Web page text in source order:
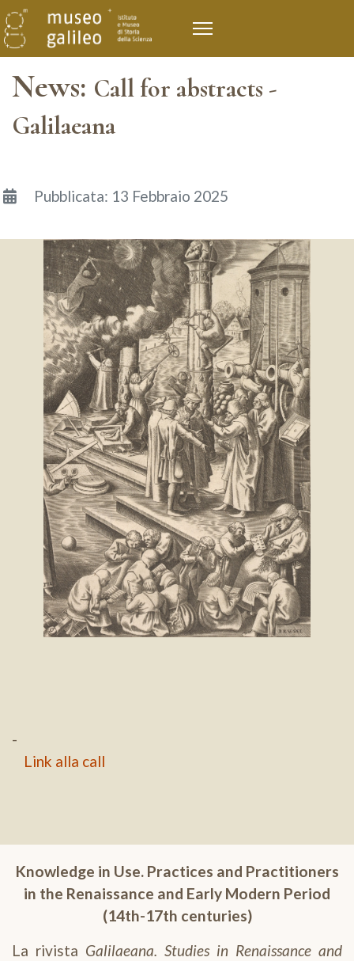
News: Call for abstracts -
Galilaeana
DettagliPubblicata: 13 Febbraio 2025
-
Link alla call
Knowledge in Use. Practices and Practitioners
in the Renaissance and Early Modern Period
(14th-17th centuries)
La rivista Galilaeana. Studies in Renaissance and